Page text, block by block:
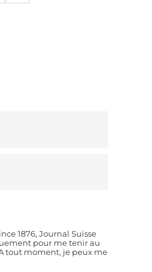
1876, Journal Suisse
pour me tenir au
tout moment, je peux me